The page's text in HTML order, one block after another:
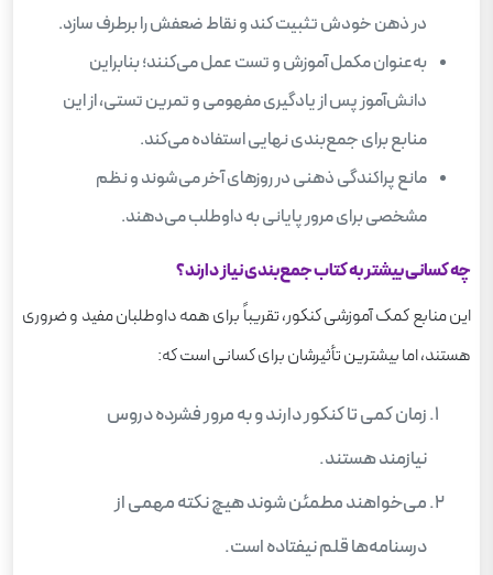
در ذهن خودش تثبیت کند و نقاط ضعفش را برطرف سازد.
به‌عنوان مکمل آموزش و تست عمل می‌کنند؛ بنابراین
دانش‌آموز پس از یادگیری مفهومی و تمرین تستی، از این
منابع برای جمع‌بندی نهایی استفاده می‌کند.
مانع پراکندگی ذهنی در روزهای آخر می‌شوند و نظم
مشخصی برای مرور پایانی به داوطلب می‌دهند.
چه کسانی بیشتر به کتاب جمع‌بندی نیاز دارند؟
این منابع کمک آموزشی کنکور، تقریباً برای همه‌ داوطلبان مفید و ضروری‌
هستند، اما بیشترین تأثیرشان برای کسانی است که:
زمان کمی تا کنکور دارند و به مرور فشرده دروس
نیازمند هستند.
می‌خواهند مطمئن شوند هیچ نکته‌ مهمی از
درسنامه‌ها قلم نیفتاده است.